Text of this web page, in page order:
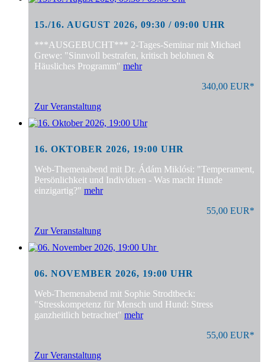
15./16. AUGUST 2026, 09:30 / 09:00 UHR
***AUSGEBUCHT*** 2-Tages-Seminar mit Michael
Grewe: "Sinnvoll bestrafen, kritisch belohnen &
Häusliches Programm" mehr
340,00 EUR*
Zur Veranstaltung
16. OKTOBER 2026, 19:00 UHR
Web-Themenabend mit Dr. Ádám Miklósi: "Temperament,
Persönlichkeit und Individuen - Was macht Hunde
einzigartig?" mehr
55,00 EUR*
Zur Veranstaltung
06. NOVEMBER 2026, 19:00 UHR
Web-Themenabend mit Sophie Strodtbeck:
"Stresskompetenz für Mensch und Hund: Stress
ganzheitlich betrachtet" mehr
55,00 EUR*
Zur Veranstaltung